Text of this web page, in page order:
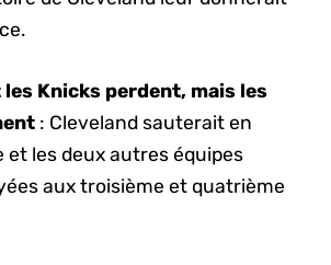
les Knicks perdent, mais les
: Cleveland sauterait en
et les deux autres équipes
aux troisième et quatrième